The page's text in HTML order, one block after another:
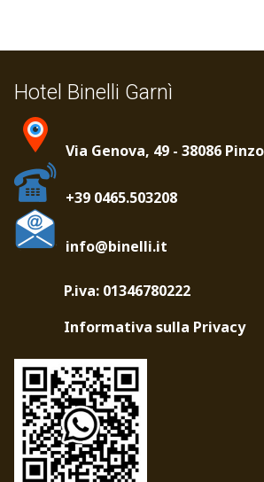
Hotel Binelli Garnì
Via Genova, 49 - 38086
+39 0465.503208
info@binelli.it
P.iva: 01346780222
Informativa sulla Privacy